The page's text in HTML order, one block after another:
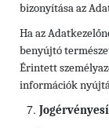
bizonyítása az
Ha az
benyújtó
Érintett
információk